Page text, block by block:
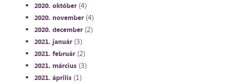
2020. október(4)
2020. november(4)
2020. december(2)
2021. január(3)
2021. február(2)
2021. március(3)
2021. április(1)